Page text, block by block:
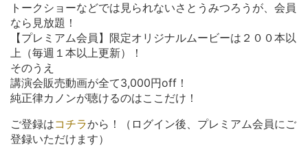
トークショーなどでは見られないさとうみつろうが、会員
なら見放題！
【プレミアム会員】限定オリジナルムービーは２００本以
上（毎週１本以上更新）！
そのうえ
講演会販売動画が全て3,000円off！
純正律カノンが聴けるのはここだけ！
ご登録はコチラから！（ログイン後、プレミアム会員にご
登録いただけます）